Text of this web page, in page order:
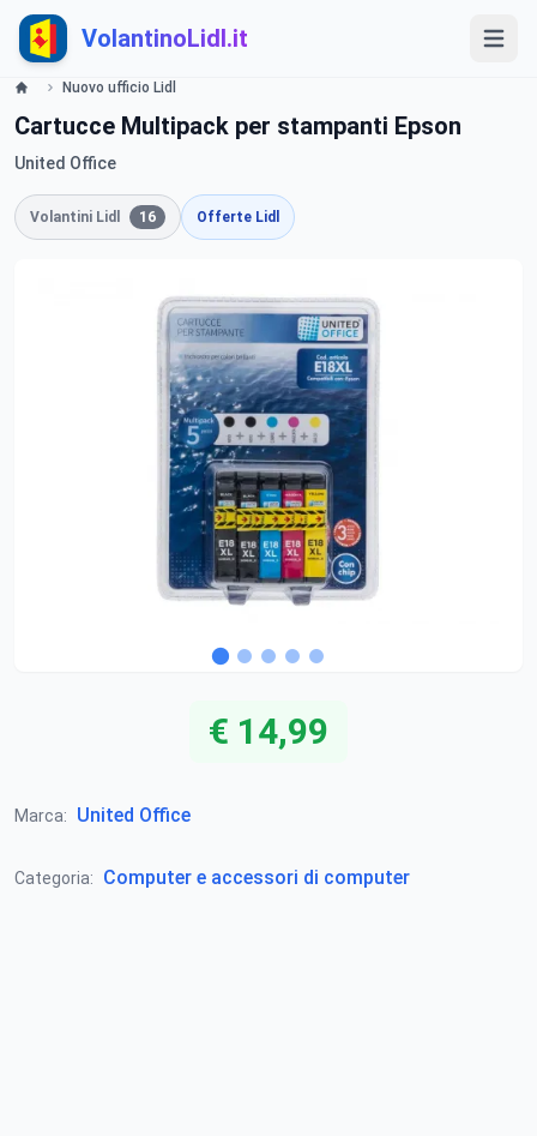
VolantinoLidl.it
Nuovo ufficio Lidl
Cartucce Multipack per stampanti Epson
United Office
Volantini Lidl 16 Offerte Lidl
€ 14,99
Marca: United Office
Categoria: Computer e accessori di computer